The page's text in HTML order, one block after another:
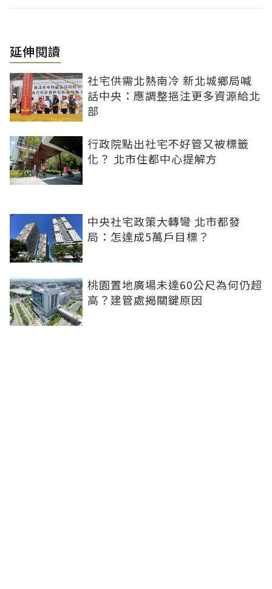
延伸閱讀
社宅供需北熱南冷 新北城鄉局喊
話中央：應調整挹注更多資源給北
部
行政院點出社宅不好管又被標籤
化？ 北市住都中心提解方
中央社宅政策大轉彎 北市都發
局：怎達成5萬戶目標？
桃園置地廣場未達60公尺為何仍超
高？建管處揭關鍵原因